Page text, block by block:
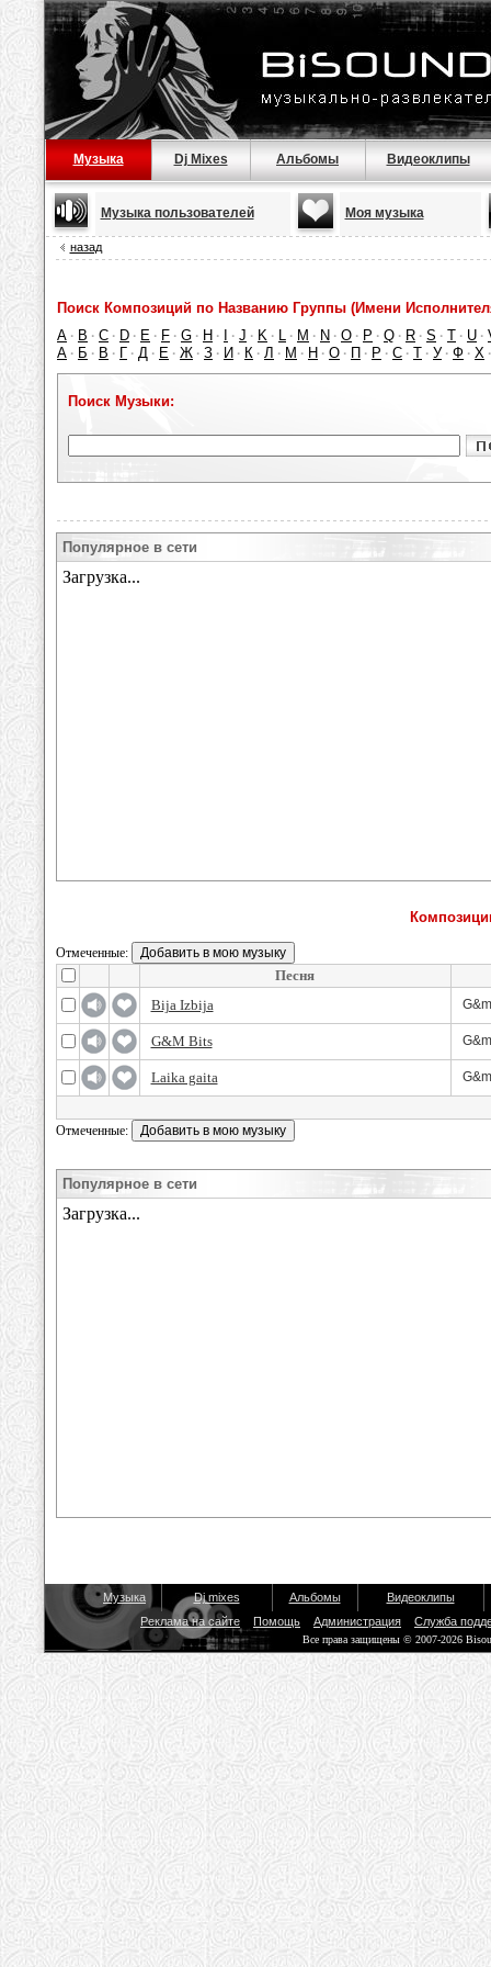
Музыка Dj Mixes Альбомы Видеоклипы
Музыка пользователей Моя музыка
назад
Поиск Композиций по Названию Группы (Имени
A · B · C · D · E · F · G · H · · J · K · L · M · N · O · P · Q · R · S · T · U ·
А · Б · В · Г · Д · Е · Ж · З · И · К · Л · М · Н · О · П · Р · С · Т · У · Ф · Х
Поиск Музыки:
Популярное в сети
Отмеченные:
Песня
Bija Izbija
G&M Bits
Laika gaita
Отмеченные:
Популярное в сети
Музыка Dj mixes Альбомы
Видеоклипы
Реклама на сайте
Помощь Администрация Служба
Все права защищены © 2007-2026